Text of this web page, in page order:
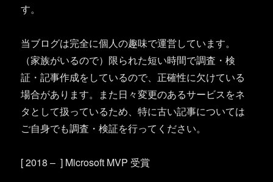
す。
当ブログは完全に個人の趣味で運営しています。
（家族がいるので）限られた短い時間で調査・検
証・記事作成をしているので、正確性に欠けている
場合があります。また日々変更のあるサービスをネ
タとして扱っているため、特に古い記事については
ご自身でも調査・検証を行ってください。
[ 2018 – ] Microsoft MVP 受賞